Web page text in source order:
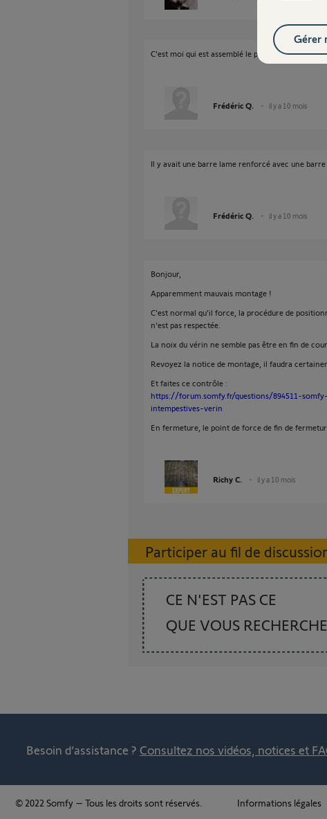
C'est moi qui est assemblé le portail acheté en kit.
Frédéric Q. il y a 10 mois
Il y avait une barre lame renforcé avec une
Frédéric Q. il y a 10 mois
Bonjour,
Apparemment mauvais montage !
C'est normal qu'il force, la procédure de
n'est pas respectée.
La noix du vérin ne semble pas être en fin de
Revoyez la notice de montage, il faudra
Et faites ce contrôle :
https://forum.somfy.fr/questions/894511-
intempestives-verin
En fermeture, le point de force de fin de
Richy C. il y a 10 mois
Participer au fil de
CE N'EST PAS CE
QUE VOUS
Besoin d’assistance ? Consultez nos vidéos, notices et
© 2022 Somfy – Tous les droits sont réservés. Informations légales
Gérer